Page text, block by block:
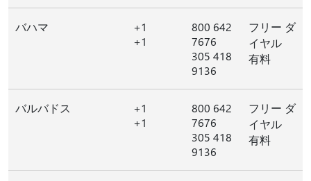
バハマ
+1
+1
800 642
7676
305 418
9136
フリー ダ
イヤル
有料
バルバドス
+1
+1
800 642
7676
305 418
9136
フリー ダ
イヤル
有料